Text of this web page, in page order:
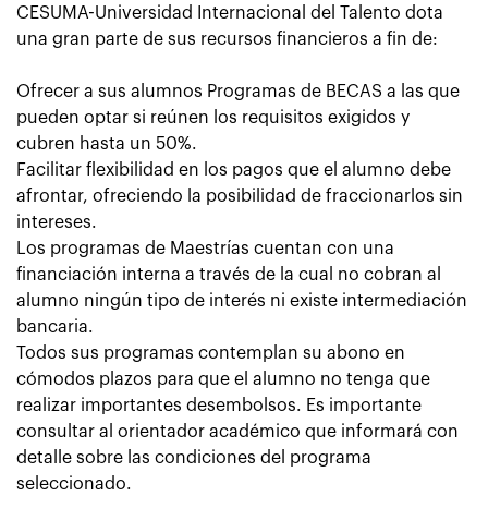
CESUMA-Universidad Internacional del Talento dota
una gran parte de sus recursos financieros a fin de:
Ofrecer a sus alumnos Programas de BECAS a las que
pueden optar si reúnen los requisitos exigidos y
cubren hasta un 50%.
Facilitar flexibilidad en los pagos que el alumno debe
afrontar, ofreciendo la posibilidad de fraccionarlos sin
intereses.
Los programas de Maestrías cuentan con una
financiación interna a través de la cual no cobran al
alumno ningún tipo de interés ni existe intermediación
bancaria.
Todos sus programas contemplan su abono en
cómodos plazos para que el alumno no tenga que
realizar importantes desembolsos. Es importante
consultar al orientador académico que informará con
detalle sobre las condiciones del programa
seleccionado.